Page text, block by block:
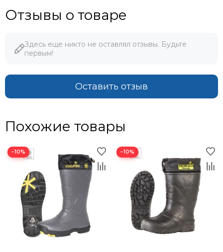
Отзывы о товаре
Здесь еще никто не оставлял отзывы. Будьте
первым!
Оставить отзыв
Похожие товары
−10% −10%